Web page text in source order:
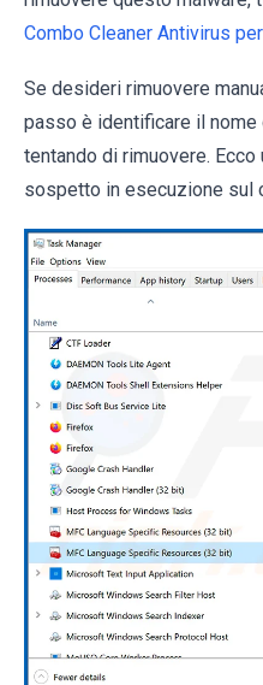
Combo Cleaner Antivirus
Se desideri rimuovere
passo è identificare il
tentando di rimuovere.
sospetto in esecuzione sul